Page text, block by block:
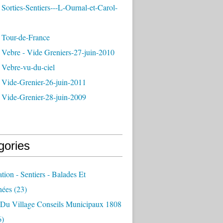
Sentiers---L-Ournal-et-Carol-
de-France
- Vide Greniers-27-juin-2010
vu-du-ciel
Grenier-26-juin-2011
Grenier-28-juin-2009
- Sentiers - Balades Et
(23)
Village Conseils Municipaux 1808